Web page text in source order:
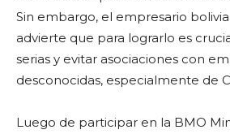
Sin embargo, el empresario
advierte que para lograrlo es
serias y evitar asociaciones con
desconocidas, especialmente de
Luego de participar en la BMO